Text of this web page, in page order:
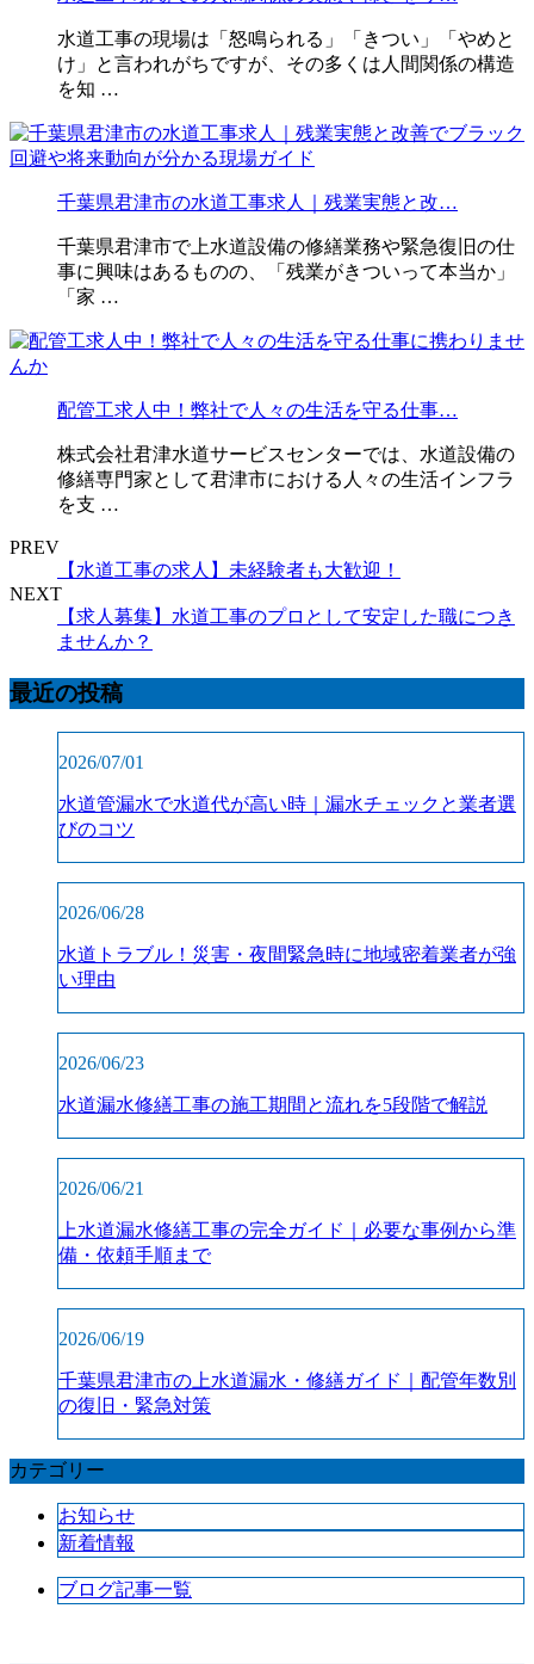
水道工事の現場は「怒鳴られる」「きつい」「やめと
け」と言われがちですが、その多くは人間関係の構造
を知 …
千葉県君津市の水道工事求人｜残業実態と改…
千葉県君津市で上水道設備の修繕業務や緊急復旧の仕
事に興味はあるものの、「残業がきついって本当か」
「家 …
配管工求人中！弊社で人々の生活を守る仕事…
株式会社君津水道サービスセンターでは、水道設備の
修繕専門家として君津市における人々の生活インフラ
を支 …
PREV
【水道工事の求人】未経験者も大歓迎！
NEXT
【求人募集】水道工事のプロとして安定した職につき
ませんか？
最近の投稿
2026/07/01
水道管漏水で水道代が高い時｜漏水チェックと業者選
びのコツ
2026/06/28
水道トラブル！災害・夜間緊急時に地域密着業者が強
い理由
2026/06/23
水道漏水修繕工事の施工期間と流れを5段階で解説
2026/06/21
上水道漏水修繕工事の完全ガイド｜必要な事例から準
備・依頼手順まで
2026/06/19
千葉県君津市の上水道漏水・修繕ガイド｜配管年数別
の復旧・緊急対策
カテゴリー
お知らせ
新着情報
ブログ記事一覧